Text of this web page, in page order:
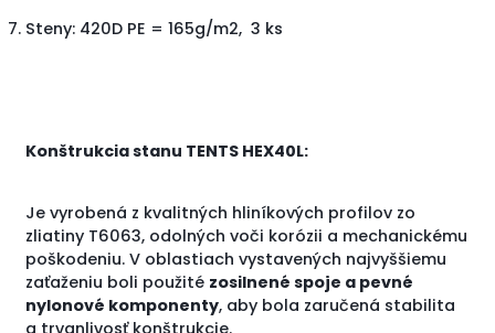
Steny: 420D PE = 165g/m2, 3 ks
Konštrukcia stanu TENTS HEX40L:
Je vyrobená z kvalitných hliníkových profilov zo
zliatiny T6063, odolných voči korózii a mechanickému
poškodeniu. V oblastiach vystavených najvyššiemu
zaťaženiu boli použité zosilnené spoje a pevné
nylonové komponenty, aby bola zaručená stabilita
a trvanlivosť konštrukcie.